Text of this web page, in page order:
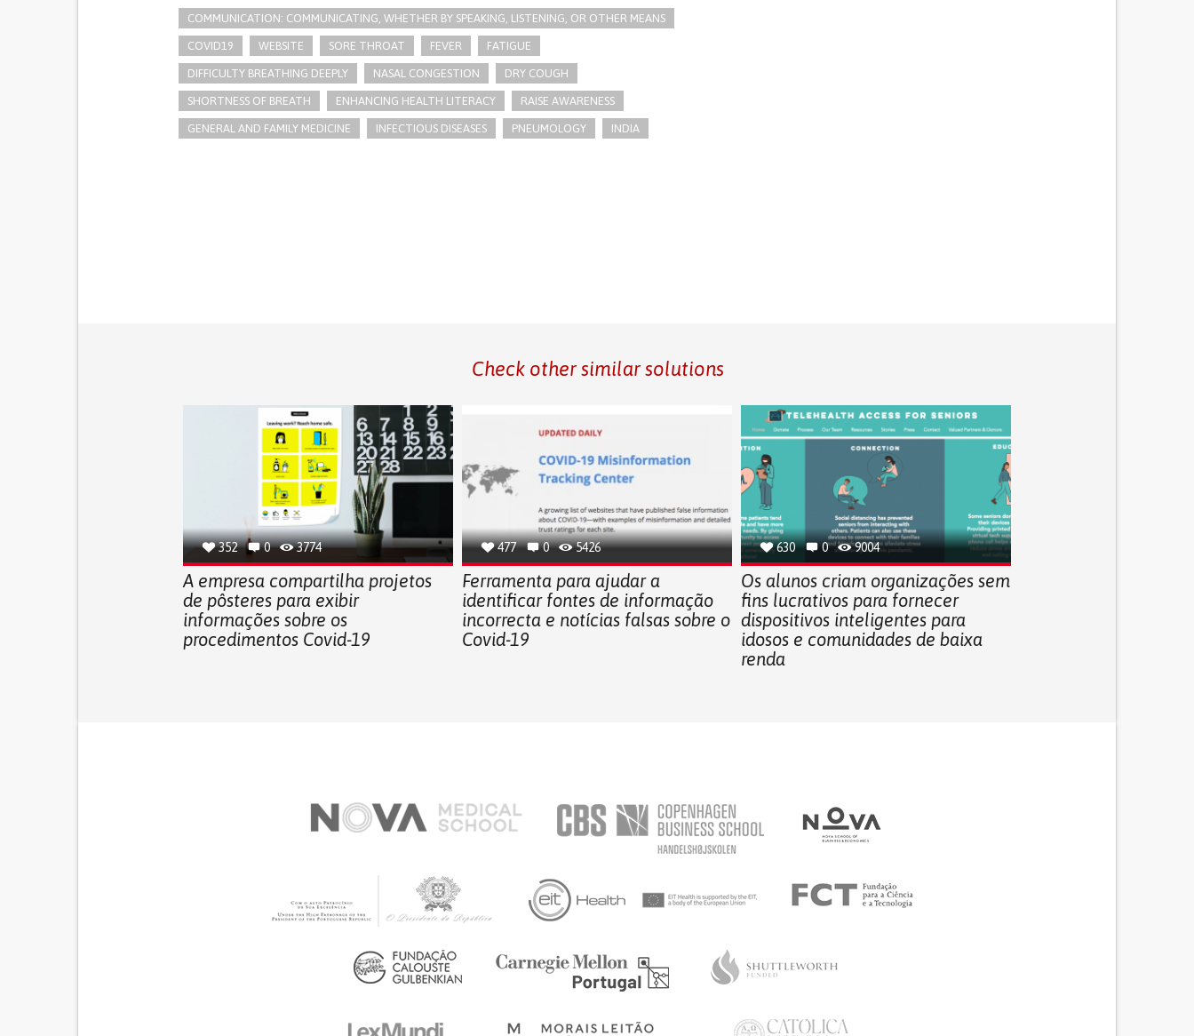
COMMUNICATION: COMMUNICATING, WHETHER BY SPEAKING, LISTENING, OR OTHER MEANS
COVID19 WEBSITE SORE THROAT FEVER FATIGUE
DIFFICULTY BREATHING DEEPLY NASAL CONGESTION DRY COUGH
SHORTNESS OF BREATH ENHANCING HEALTH LITERACY RAISE AWARENESS
GENERAL AND FAMILY MEDICINE INFECTIOUS DISEASES PNEUMOLOGY INDIA
Check other similar solutions
352 0 3774
A empresa compartilha projetos
de pôsteres para exibir
informações sobre os
procedimentos Covid-19
477 0 5426
Ferramenta para ajudar a
identificar fontes de informação
incorrecta e notícias falsas sobre o
Covid-19
630 0 9004
Os alunos criam organizações sem
fins lucrativos para fornecer
dispositivos inteligentes para
idosos e comunidades de baixa
renda